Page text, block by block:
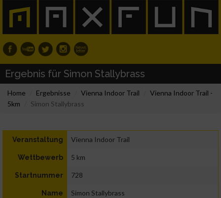
Ergebnis für Simon Stallybrass
Home Ergebnisse Vienna Indoor Trail
Vienna Indoor Trail -
5km
Simon Stallybrass
Veranstaltung Vienna Indoor Trail
Wettbewerb 5 km
Startnummer 728
Name Simon Stallybrass